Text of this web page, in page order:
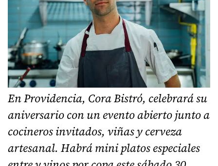
En Providencia, Cora Bistró, celebrará su
aniversario con un evento abierto junto a
cocineros invitados, viñas y cerveza
artesanal. Habrá mini platos especiales